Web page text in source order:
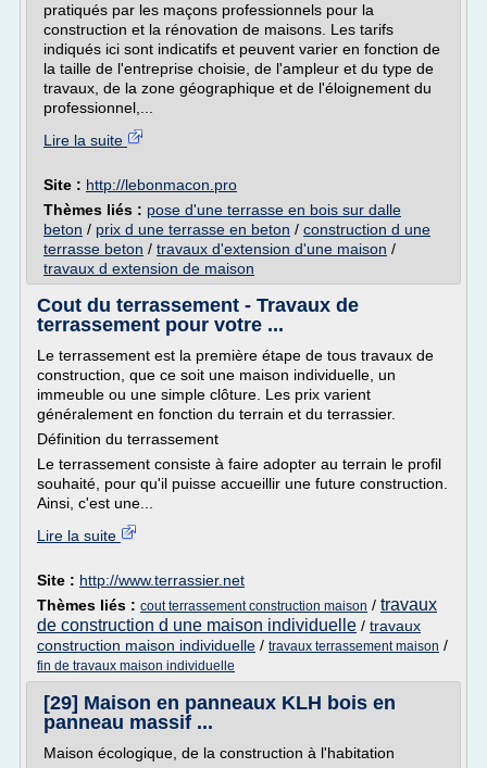
pratiqués par les maçons professionnels pour la
construction et la rénovation de maisons. Les tarifs
indiqués ici sont indicatifs et peuvent varier en fonction de
la taille de l'entreprise choisie, de l'ampleur et du type de
travaux, de la zone géographique et de l'éloignement du
professionnel,...
Lire la suite
Site : http://lebonmacon.pro
Thèmes liés : pose d'une terrasse en bois sur dalle
beton / prix d une terrasse en beton / construction d une
terrasse beton / travaux d'extension d'une maison /
travaux d extension de maison
Cout du terrassement - Travaux de
terrassement pour votre ...
Le terrassement est la première étape de tous travaux de
construction, que ce soit une maison individuelle, un
immeuble ou une simple clôture. Les prix varient
généralement en fonction du terrain et du terrassier.
Définition du terrassement
Le terrassement consiste à faire adopter au terrain le profil
souhaité, pour qu'il puisse accueillir une future construction.
Ainsi, c'est une...
Lire la suite
Site : http://www.terrassier.net
Thèmes liés : cout terrassement construction maison / travaux
de construction d une maison individuelle / travaux
construction maison individuelle / travaux terrassement maison /
fin de travaux maison individuelle
[29] Maison en panneaux KLH bois en
panneau massif ...
Maison écologique, de la construction à l'habitation